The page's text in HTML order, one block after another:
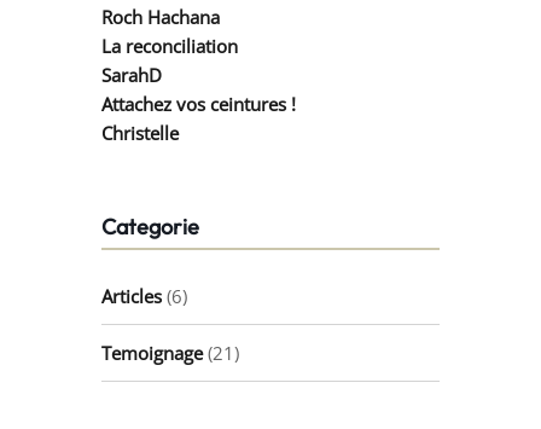
Roch Hachana
La reconciliation
SarahD
Attachez vos ceintures !
Christelle
Categorie
Articles (6)
Temoignage(21)